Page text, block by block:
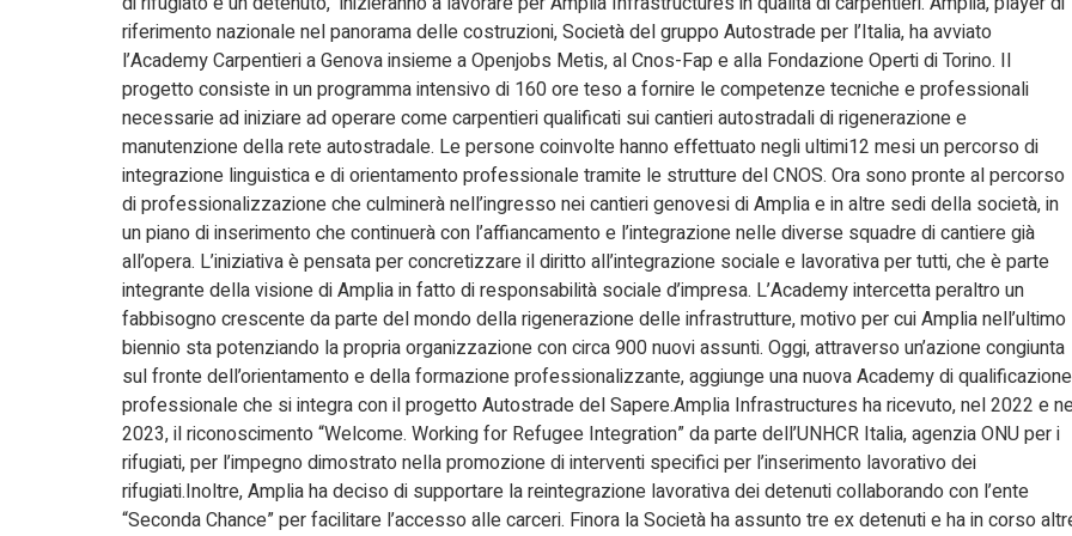
riferimento nazionale nel panorama delle costruzioni, Società del gruppo Autostrade per l’Italia, ha avviato
l’Academy Carpentieri a Genova insieme a Openjobs Metis, al Cnos-Fap e alla Fondazione Operti di Torino. Il
progetto consiste in un programma intensivo di 160 ore teso a fornire le competenze tecniche e professionali
necessarie ad iniziare ad operare come carpentieri qualificati sui cantieri autostradali di rigenerazione e
manutenzione della rete autostradale. Le persone coinvolte hanno effettuato negli ultimi12 mesi un percorso di
integrazione linguistica e di orientamento professionale tramite le strutture del CNOS. Ora sono pronte al percorso
di professionalizzazione che culminerà nell’ingresso nei cantieri genovesi di Amplia e in altre sedi della società, in
un piano di inserimento che continuerà con l’affiancamento e l’integrazione nelle diverse squadre di cantiere già
all’opera. L’iniziativa è pensata per concretizzare il diritto all’integrazione sociale e lavorativa per tutti, che è parte
integrante della visione di Amplia in fatto di responsabilità sociale d’impresa. L’Academy intercetta peraltro un
fabbisogno crescente da parte del mondo della rigenerazione delle infrastrutture, motivo per cui Amplia nell’ultimo
biennio sta potenziando la propria organizzazione con circa 900 nuovi assunti. Oggi, attraverso un’azione congiunta
sul fronte dell’orientamento e della formazione professionalizzante, aggiunge una nuova Academy di qualificazione
professionale che si integra con il progetto Autostrade del Sapere.Amplia Infrastructures ha ricevuto, nel 2022 e
2023, il riconoscimento “Welcome. Working for Refugee Integration” da parte dell’UNHCR Italia, agenzia ONU per i
rifugiati, per l’impegno dimostrato nella promozione di interventi specifici per l’inserimento lavorativo dei
rifugiati.Inoltre, Amplia ha deciso di supportare la reintegrazione lavorativa dei detenuti collaborando con l’ente
“Seconda Chance” per facilitare l’accesso alle carceri. Finora la Società ha assunto tre ex detenuti e ha in corso